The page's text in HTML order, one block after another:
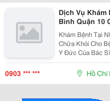
Dịch Vụ Khám
Bình Quận 10
Khám Bệnh Tại
Chữa Khỏi Cho
Y Đức Của Bác
Nhà&Rdquo;
Không Thể Đến
Hoặc Khác
0903 *** *** Hồ Chí